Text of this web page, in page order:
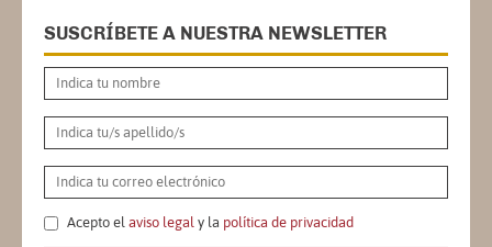
SUSCRÍBETE A NUESTRA NEWSLETTER
Acepto el aviso legal y la política de privacidad